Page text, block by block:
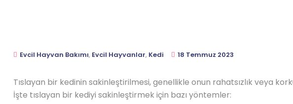
Evcil Hayvan Bakımı, Evcil Hayvanlar, Kedi 18 Temmuz 2023
Tıslayan bir kedinin sakinleştirilmesi, genellikle onun rahatsızlık veya
İşte tıslayan bir kediyi sakinleştirmek için bazı yöntemler: